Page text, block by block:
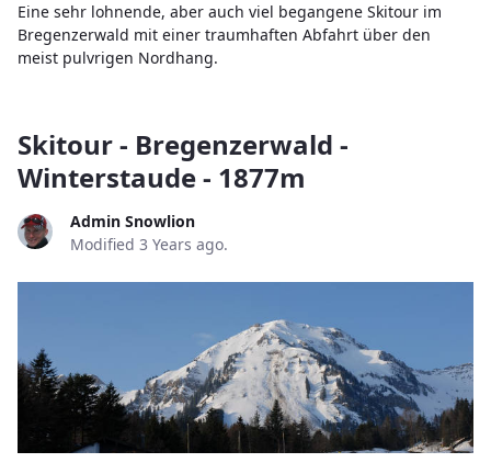
Eine sehr lohnende, aber auch viel begangene Skitour im
Bregenzerwald mit einer traumhaften Abfahrt über den
meist pulvrigen Nordhang.
Skitour - Bregenzerwald -
Winterstaude - 1877m
Admin Snowlion
Modified 3 Years ago.